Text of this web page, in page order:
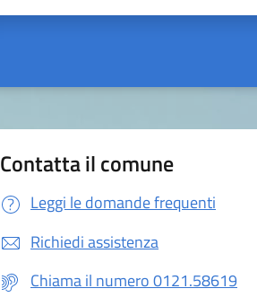
Contatta il comune
Leggi le domande frequenti
Richiedi assistenza
Chiama il numero 0121.58619